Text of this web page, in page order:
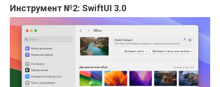
Инструмент №2: SwiftUI 3.0